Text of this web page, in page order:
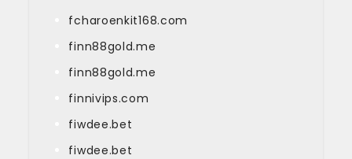
fcharoenkit168.com
finn88gold.me
finn88gold.me
finnivips.com
fiwdee.bet
fiwdee.bet